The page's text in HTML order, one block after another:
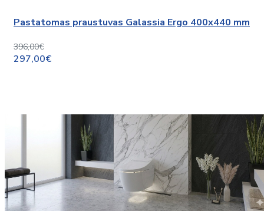
Pastatomas praustuvas Galassia Ergo 400x440 mm
396,00€
297,00€